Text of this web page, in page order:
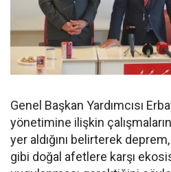
Genel Başkan Yardımcısı
yönetimine ilişkin
yer aldığını belirterek
gibi doğal afetlere karşı